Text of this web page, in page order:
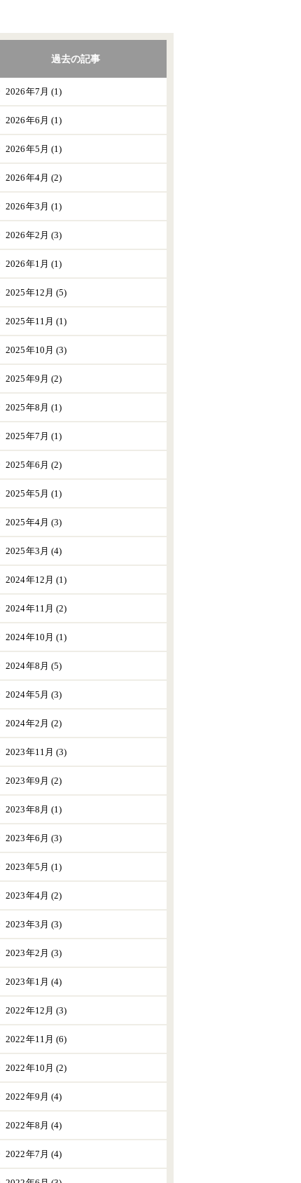
過去の記事
2026年7月 (1)
2026年6月 (1)
2026年5月 (1)
2026年4月 (2)
2026年3月 (1)
2026年2月 (3)
2026年1月 (1)
2025年12月 (5)
2025年11月 (1)
2025年10月 (3)
2025年9月 (2)
2025年8月 (1)
2025年7月 (1)
2025年6月 (2)
2025年5月 (1)
2025年4月 (3)
2025年3月 (4)
2024年12月 (1)
2024年11月 (2)
2024年10月 (1)
2024年8月 (5)
2024年5月 (3)
2024年2月 (2)
2023年11月 (3)
2023年9月 (2)
2023年8月 (1)
2023年6月 (3)
2023年5月 (1)
2023年4月 (2)
2023年3月 (3)
2023年2月 (3)
2023年1月 (4)
2022年12月 (3)
2022年11月 (6)
2022年10月 (2)
2022年9月 (4)
2022年8月 (4)
2022年7月 (4)